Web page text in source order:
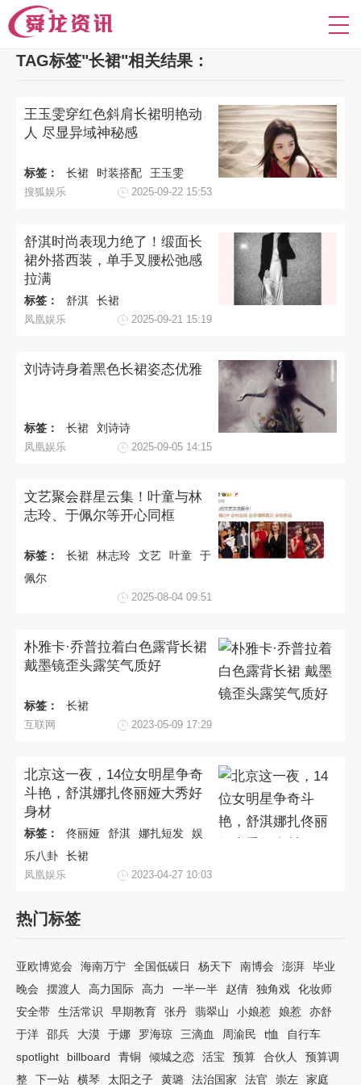
TAG标签"长裙"相关结果：
王玉雯穿红色斜肩长裙明艳动
人 尽显异域神秘感
标签： 长裙 时装搭配 王玉雯
搜狐娱乐 2025-09-22 15:53
舒淇时尚表现力绝了！缎面长
裙外搭西装，单手叉腰松弛感
拉满
标签： 舒淇 长裙
凤凰娱乐 2025-09-21 15:19
刘诗诗身着黑色长裙姿态优雅
标签： 长裙 刘诗诗
凤凰娱乐 2025-09-05 14:15
文艺聚会群星云集！叶童与林
志玲、于佩尔等开心同框
标签： 长裙 林志玲 文艺 叶童
于
佩尔
2025-08-04 09:51
朴雅卡·乔普拉着白色露背长裙
戴墨镜歪头露笑气质好
标签： 长裙
互联网 2023-05-09 17:29
北京这一夜，14位女明星争奇
斗艳，舒淇娜扎佟丽娅大秀好
身材
标签： 佟丽娅 舒淇 娜扎短发
娱
乐八卦
长裙
凤凰娱乐 2023-04-27 10:03
热门标签
亚欧博览会 海南万宁 全国低碳日 杨天下 南博会 澎湃
毕业
晚会
摆渡人 高力国际 高力 一半一半 赵倩 独角戏
化妆师
安全带
生活常识 早期教育 张丹 翡翠山 小娘惹 娘惹
亦舒
于洋
邵兵 大漠 于娜 罗海琼 三滴血 周渝民 t恤
自行车
spotlight
billboard 青铜 倾城之恋 活宝 预算 合伙人
预算调
整
下一站 横琴 太阳之子 黄璐 法治国家 法官 崇左 家庭